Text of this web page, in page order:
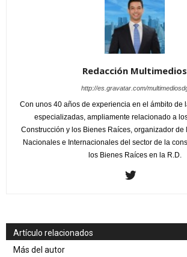
Redacción Multimedios
http://es.gravatar.com/
Con unos 40 años de experiencia en el ámbito de
especializadas, ampliamente relacionado a
Construcción y los Bienes Raíces, organizador de
Nacionales e Internacionales del sector de la
los Bienes Raíces en la R.D.
Artículo relacionados
Más del autor